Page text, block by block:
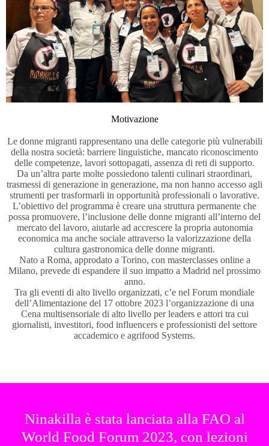
Motivazione
Le donne migranti rappresentano una delle categorie più vulnerabili
della nostra società: barriere linguistiche, mancato riconoscimento
delle competenze, lavori sottopagati, assenza di reti di supporto.
Da un’altra parte molte possiedono talenti culinari straordinari,
trasmessi di generazione in generazione, ma non hanno accesso agli
strumenti per trasformarli in opportunità professionali o lavorative.
L’obiettivo del programma è creare una struttura permanente che
possa promuovere, l’inclusione delle donne migranti all’interno del
mercato del lavoro, aiutarle ad accrescere la propria autonomia
economica ma anche sociale attraverso la valorizzazione della
cultura gastronomica delle donne migranti.
Nato a Roma, approdato a Torino, con masterclasses online a
Milano, prevede di espandere il suo impatto a Madrid nel prossimo
anno.
Tra gli eventi di alto livello organizzati, c’e nel Forum mondiale
dell’Alimentazione del 17 ottobre 2023 l’organizzazione di una
Cena multisensoriale di alto livello per leaders e attori tra cui
giornalisti, investitori, food influencers e professionisti del settore
accademico e agrifood Systems.
Ninakilla è stata lanciata alla FAO al
World Food Forum 2023, con lezioni